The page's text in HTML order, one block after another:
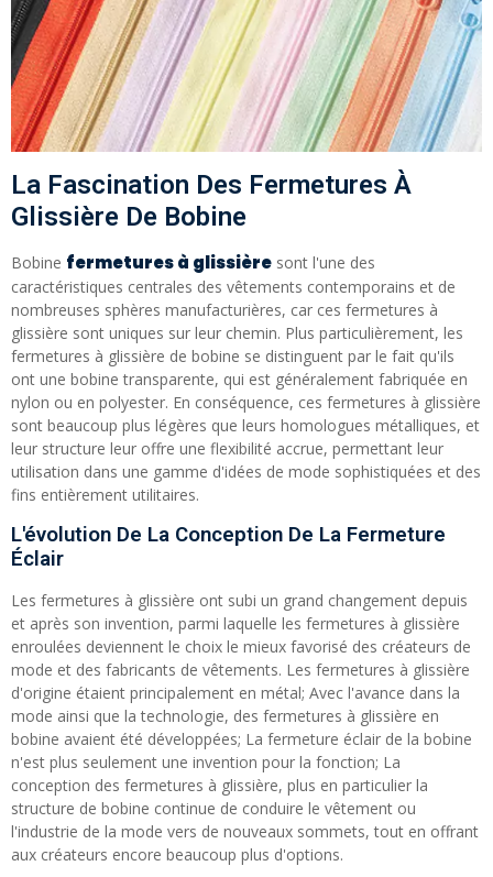
La Fascination Des Fermetures À
Glissière De Bobine
Bobine fermetures à glissière sont l'une des
caractéristiques centrales des vêtements contemporains et de
nombreuses sphères manufacturières, car ces fermetures à
glissière sont uniques sur leur chemin. Plus particulièrement, les
fermetures à glissière de bobine se distinguent par le fait qu'ils
ont une bobine transparente, qui est généralement fabriquée en
nylon ou en polyester. En conséquence, ces fermetures à glissière
sont beaucoup plus légères que leurs homologues métalliques, et
leur structure leur offre une flexibilité accrue, permettant leur
utilisation dans une gamme d'idées de mode sophistiquées et des
fins entièrement utilitaires.
L'évolution De La Conception De La Fermeture
Éclair
Les fermetures à glissière ont subi un grand changement depuis
et après son invention, parmi laquelle les fermetures à glissière
enroulées deviennent le choix le mieux favorisé des créateurs de
mode et des fabricants de vêtements. Les fermetures à glissière
d'origine étaient principalement en métal; Avec l'avance dans la
mode ainsi que la technologie, des fermetures à glissière en
bobine avaient été développées; La fermeture éclair de la bobine
n'est plus seulement une invention pour la fonction; La
conception des fermetures à glissière, plus en particulier la
structure de bobine continue de conduire le vêtement ou
l'industrie de la mode vers de nouveaux sommets, tout en offrant
aux créateurs encore beaucoup plus d'options.